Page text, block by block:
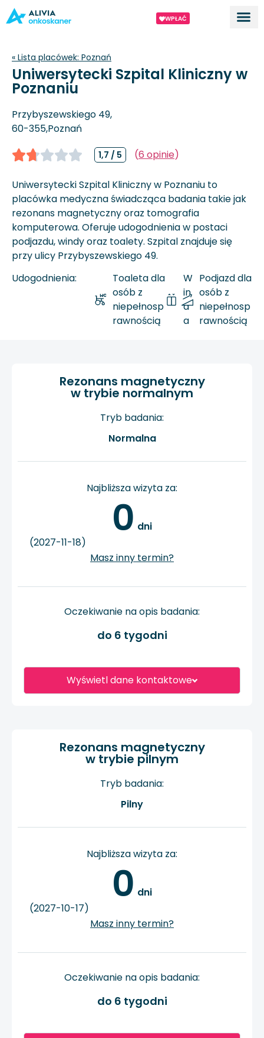
WPŁAĆ
« Lista placówek: Poznań
Uniwersytecki Szpital Kliniczny w
Poznaniu
Przybyszewskiego 49,
60-355,Poznań
1,7 / 5 (6 opinie)
Uniwersytecki Szpital Kliniczny w Poznaniu to
placówka medyczna świadcząca badania takie jak
rezonans magnetyczny oraz tomografia
komputerowa. Oferuje udogodnienia w postaci
podjazdu, windy oraz toalety. Szpital znajduje się
przy ulicy Przybyszewskiego 49.
Udogodnienia:
Toaleta dla
osób z
niepełnosp
rawnością
W
in
d
a
Podjazd dla
osób z
niepełnosp
rawnością
Wyświetl dane kontaktowe
Rezonans magnetyczny
w trybie normalnym
Tryb badania:
Normalna
Najbliższa wizyta za:
0 dni
(2027-11-18)
Masz inny termin?
Oczekiwanie na opis badania:
do 6 tygodni
Rezonans magnetyczny
w trybie pilnym
Tryb badania:
Pilny
Najbliższa wizyta za:
0 dni
(2027-10-17)
Masz inny termin?
Oczekiwanie na opis badania:
do 6 tygodni